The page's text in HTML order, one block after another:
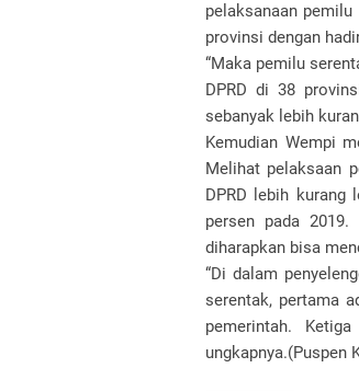
pelaksanaan
provinsi dengan
“Maka pemilu
DPRD di 38
sebanyak lebih
Kemudian Wempi
Melihat pelaksaan
DPRD lebih kurang
persen pada
diharapkan bisa
“Di dalam
serentak, pertama
pemerintah.
ungkapnya.(Puspen